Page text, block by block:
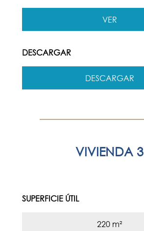
VER
DESCARGAR
DESCARGAR
VIVIENDA 3
SUPERFICIE ÚTIL
220 m²